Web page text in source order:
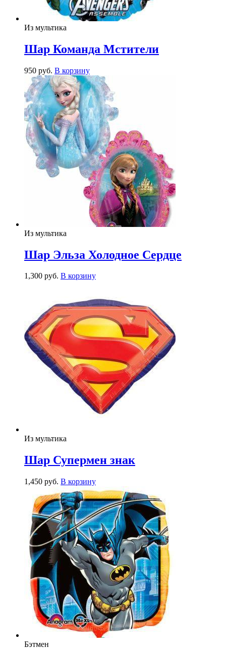
Из мультика
Шар Команда Мстители
950 руб. В корзину
Из мультика
Шар Эльза Холодное Сердце
1,300 руб. В корзину
Из мультика
Шар Супермен знак
1,450 руб. В корзину
Бэтмен